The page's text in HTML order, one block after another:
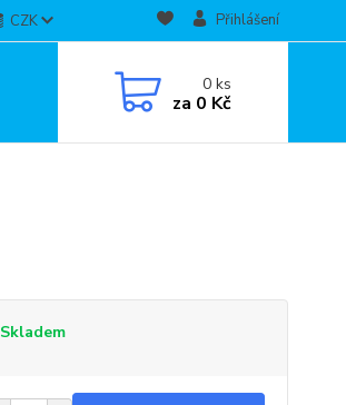
CZK Přihlášení
0ks
za 0 Kč
Skladem